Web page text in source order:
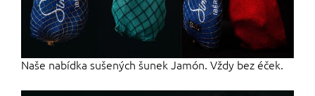
Naše nabídka sušených šunek Jamón. Vždy bez éček.